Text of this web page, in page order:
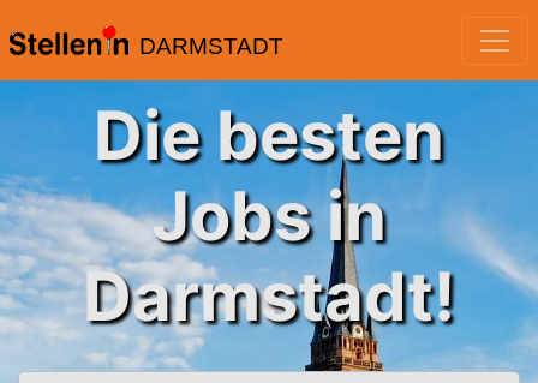
DARMSTADT
Die besten
Jobs in
Darmstadt!